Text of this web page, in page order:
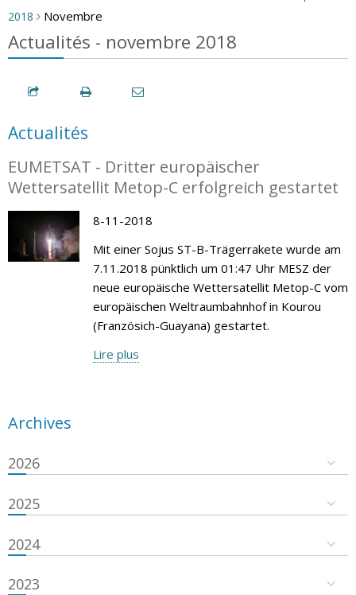
2018 > Novembre
Actualités - novembre 2018
Actualités
EUMETSAT - Dritter europäischer
Wettersatellit Metop-C erfolgreich gestartet
8-11-2018
Mit einer Sojus ST-B-Trägerrakete wurde am
7.11.2018 pünktlich um 01:47 Uhr MESZ der
neue europäische Wettersatellit Metop-C vom
europäischen Weltraumbahnhof in Kourou
(Französich-Guayana) gestartet.
Lire plus
Archives
2026
2025
2024
2023